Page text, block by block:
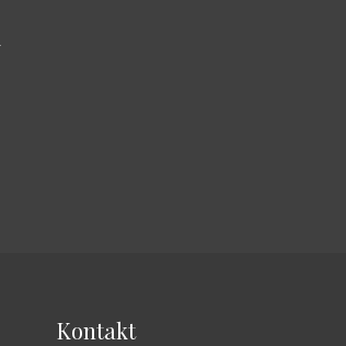
Kontakt